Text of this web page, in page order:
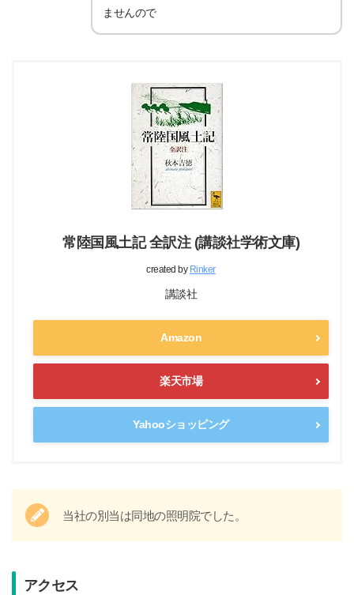
ませんので
常陸国風土記 全訳注 (講談社学術文庫)
created by Rinker
講談社
Amazon
楽天市場
Yahooショッピング
当社の別当は同地の照明院でした。
アクセス